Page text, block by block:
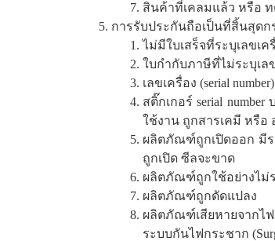
สินค้าที่เคลมแล้ว หรือ ท
การรับประกันถือเป็นที่สิ้นสุด
ไม่มีใบเสร็จที่ระบุเลขเ
ใบกำกับภาษีที่ไม่ระบุเล
เลขเครื่อง (serial
สติ๊กเกอร์ serial
ใช้งาน ถูกสารเคมี หรือ
ผลิตภัณฑ์ถูกเปิดออก มีร
ถูกเปิด ซีลจะขาด
ผลิตภัณฑ์ถูกใช้อย่างไม่ร
ผลิตภัณฑ์ถูกดัดแปลง
ผลิตภัณฑ์เสียหายจากไ
ระบบกันไฟกระชาก